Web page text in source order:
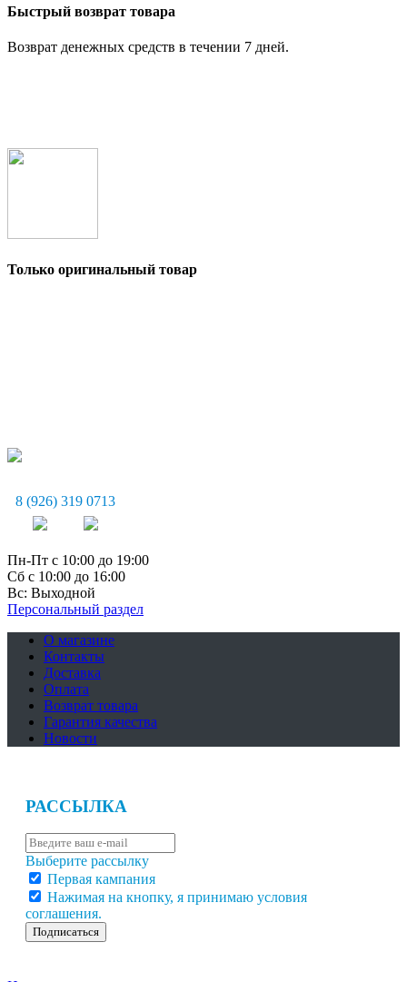
Быстрый возврат товара
Возврат денежных средств в течении 7 дней.
Только оригинальный товар
8 (926) 319 0713
Пн-Пт с 10:00 до 19:00
Сб с 10:00 до 16:00
Вс: Выходной
Персональный раздел
О магазине
Контакты
Доставка
Оплата
Возврат товара
Гарантия качества
Новости
РАССЫЛКА
Выберите рассылку
Первая кампания
Нажимая на кнопку, я принимаю условия
соглашения.
Подписаться